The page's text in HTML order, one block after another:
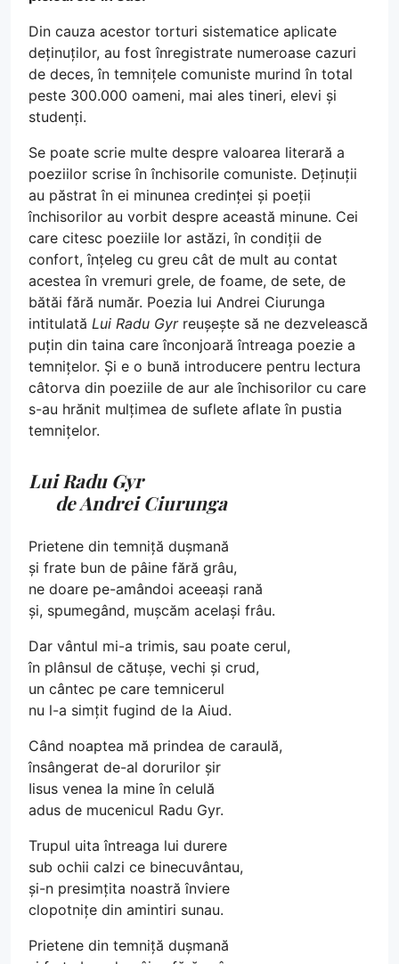
Din cauza acestor torturi sistematice aplicate
deținuților, au fost înregistrate numeroase cazuri
de deces, în temnițele comuniste murind în total
peste 300.000 oameni, mai ales tineri, elevi și
studenți.
Se poate scrie multe despre valoarea literară a
poeziilor scrise în închisorile comuniste. Deținuții
au păstrat în ei minunea credinței și poeții
închisorilor au vorbit despre această minune. Cei
care citesc poeziile lor astăzi, în condiții de
confort, înțeleg cu greu cât de mult au contat
acestea în vremuri grele, de foame, de sete, de
bătăi fără număr. Poezia lui Andrei Ciurunga
intitulată Lui Radu Gyrreușește să ne dezvelească
puțin din taina care înconjoară întreaga poezie a
temnițelor. Și e o bună introducere pentru lectura
câtorva din poeziile de aur ale închisorilor cu care
s-au hrănit mulțimea de suflete aflate în pustia
temnițelor.
Lui Radu Gyr
de Andrei Ciurunga
Prietene din temniță dușmană
și frate bun de pâine fără grâu,
ne doare pe-amândoi aceeași rană
și, spumegând, mușcăm același frâu.
Dar vântul mi-a trimis, sau poate cerul,
în plânsul de cătușe, vechi și crud,
un cântec pe care temnicerul
nu l-a simțit fugind de la Aiud.
Când noaptea mă prindea de caraulă,
însângerat de-al dorurilor șir
Iisus venea la mine în celulă
adus de mucenicul Radu Gyr.
Trupul uita întreaga lui durere
sub ochii calzi ce binecuvântau,
și-n presimțita noastră înviere
clopotnițe din amintiri sunau.
Prietene din temniță dușmană